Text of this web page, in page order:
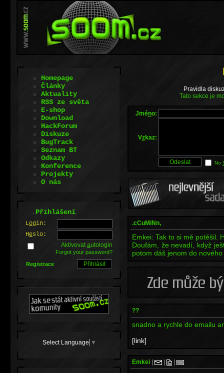
Pravidla
Tato sekce je
Jméno:
Vzkaz:
No
.cCuMiNn,
Emkei: Tak to si mě potěšil.
Doufám, že nevadí, když
potom dáš jenom do
??
snadno a rychle do emailu
[link]
Emkei
Homepage
Články
Aktuality
RSS ze světa
E-shop
Download
HackForum
Diskuze
BugTrack
Seznam BT
Odkazy
Konference
Projekty
O nás
.Přihlášení
Login:
Heslo:
Aktivovatautologin
Forgot your password?
Registrace
Select Language ▼